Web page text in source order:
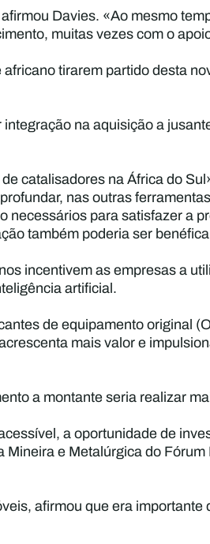
Davies. «Ao mesmo
muitas vezes com o
tirarem partido desta
na aquisição a
catalisadores na África do
nas outras
para satisfazer a
também poderia ser
incentivem as empresas a
artificial.
de equipamento original
mais valor e
a montante seria realizar
a oportunidade de
e Metalúrgica do
afirmou que era importante